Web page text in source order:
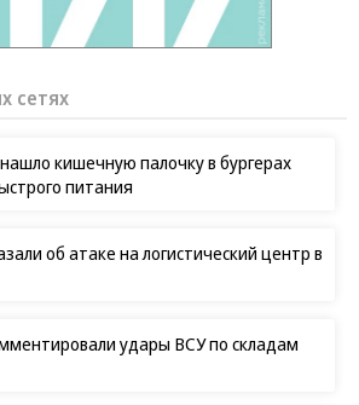
кишечную палочку в бургерах
об атаке на логистический центр в
удары ВСУ по складам